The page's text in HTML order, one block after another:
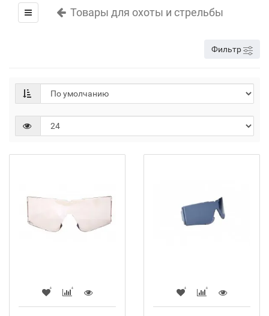
Товары для охоты и стрельбы
Фильтр